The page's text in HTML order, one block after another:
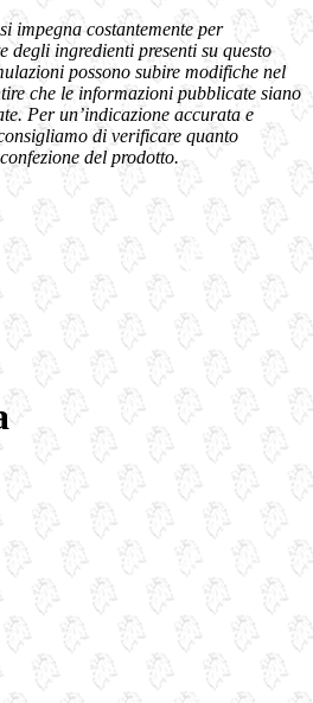
impegna costantemente per
degli ingredienti presenti su questo
possono subire modifiche nel
che le informazioni pubblicate siano
Per un’indicazione accurata e
di verificare quanto
del prodotto.